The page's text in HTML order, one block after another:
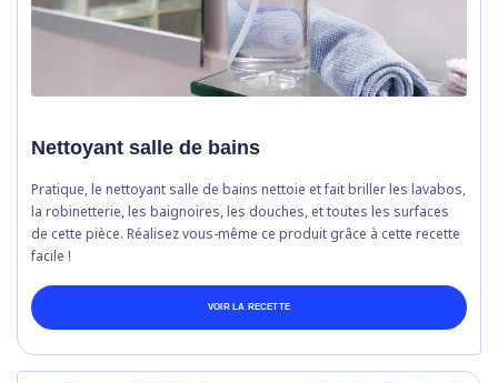
Nettoyant salle de bains
Pratique, le nettoyant salle de bains nettoie et fait briller les lavabos,
la robinetterie, les baignoires, les douches, et toutes les surfaces
de cette pièce. Réalisez vous-même ce produit grâce à cette recette
facile !
VOIR LA RECETTE